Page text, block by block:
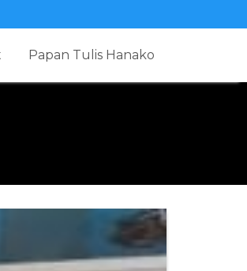
Papan Tulis Hanako